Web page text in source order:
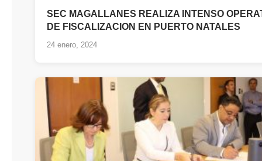
SEC MAGALLANES REALIZA INTENSO
DE FISCALIZACION EN PUERTO NATALES
24 enero, 2024